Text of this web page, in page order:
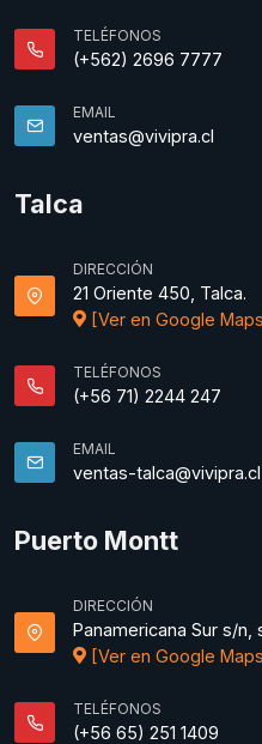
TELÉFONOS
(+562) 2696 7777
EMAIL
ventas@vivipra.cl
Talca
DIRECCIÓN
21 Oriente 450, Talca.
[Ver en Google
TELÉFONOS
(+56 71) 2244 247
EMAIL
ventas-talca@vivipra.cl
Puerto Montt
DIRECCIÓN
Panamericana Sur s/
[Ver en Google
TELÉFONOS
(+56 65) 251 1409